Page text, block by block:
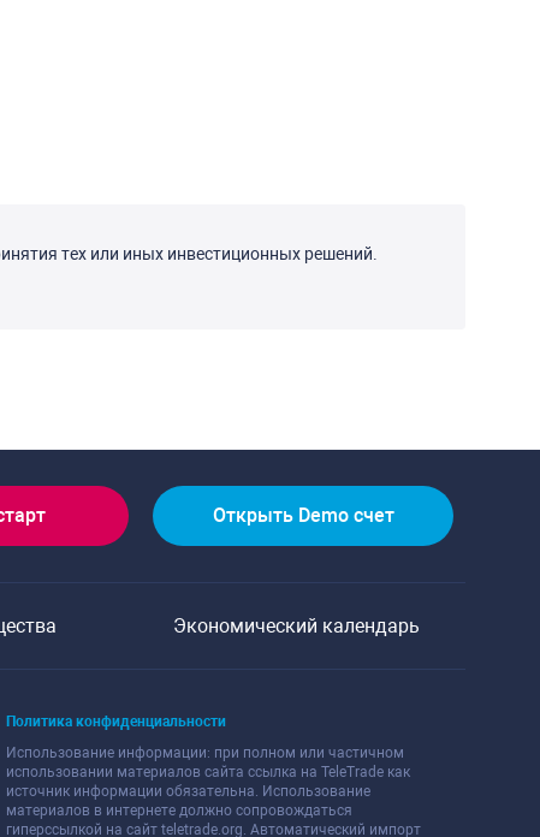
тех или иных инвестиционных решений.
Открыть Demo счет
Экономический календарь
Политика конфиденциальности
Использование информации: при полном или частичном
использовании материалов сайта ссылка на TeleTrade как
источник информации обязательна. Использование
материалов в интернете должно сопровождаться
гиперссылкой на сайт teletrade.org. Автоматический импорт